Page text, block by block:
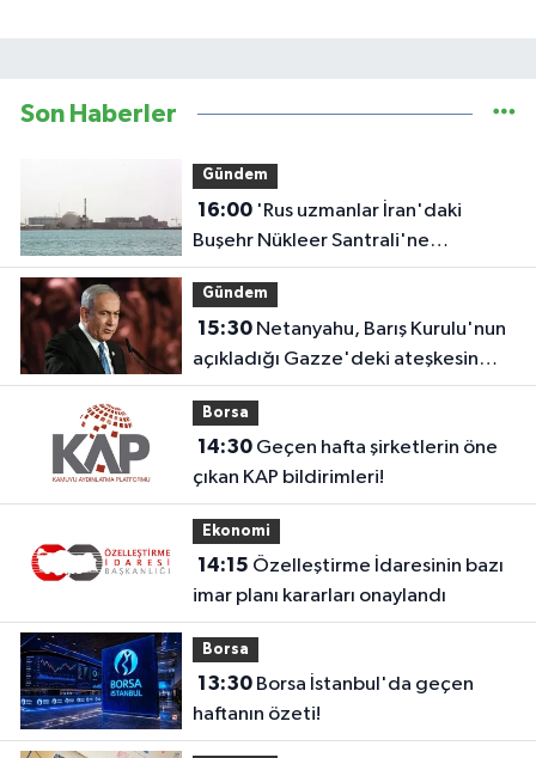
Son Haberler
Gündem
16:00'Rus uzmanlar İran'daki
Buşehr Nükleer Santrali'ne
dönmeye başladı'
Gündem
15:30Netanyahu, Barış Kurulu'nun
açıkladığı Gazze'deki ateşkesin
ikinci aşaması planını reddetti
Borsa
14:30Geçen hafta şirketlerin öne
çıkan KAP bildirimleri!
Ekonomi
14:15
imar planı kararları onaylandı
Borsa
13:30Borsa İstanbul'da geçen
haftanın özeti!